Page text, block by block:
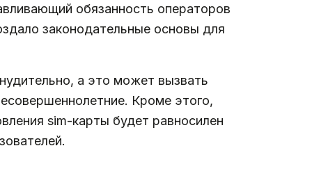
обязанность операторов
законодательные основы для
а это может вызвать
Кроме этого,
sim-карты будет равносилен